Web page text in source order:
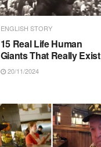
ENGLISH STORY
15 Real Life Human
Giants That Really Exist
20/11/2024